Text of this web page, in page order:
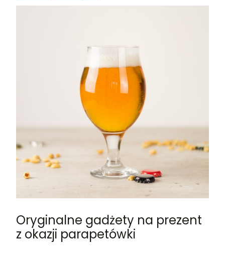
Oryginalne gadżety na prezent
z okazji parapetówki